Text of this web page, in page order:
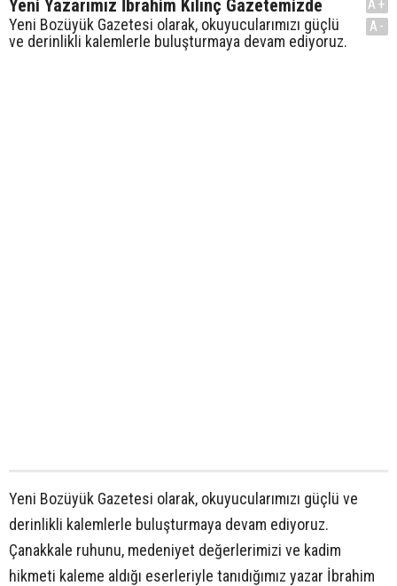
Yeni Yazarımız İbrahim Kılınç Gazetemizde
Yeni Bozüyük Gazetesi olarak, okuyucularımızı güçlü
ve derinlikli kalemlerle buluşturmaya devam ediyoruz.
A+
A-
Yeni Bozüyük Gazetesi olarak, okuyucularımızı güçlü ve
derinlikli kalemlerle buluşturmaya devam ediyoruz.
Çanakkale ruhunu, medeniyet değerlerimizi ve kadim
hikmeti kaleme aldığı eserleriyle tanıdığımız yazar İbrahim